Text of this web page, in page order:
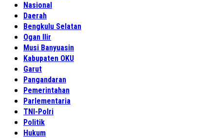
Nasional
Daerah
Bengkulu Selatan
Ogan Ilir
Musi Banyuasin
Kabupaten OKU
Garut
Pangandaran
Pemerintahan
Parlementaria
TNI-Polri
Politik
Hukum